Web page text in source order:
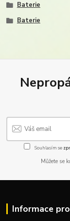
Baterie
Baterie
Souhlasím se
Můžete se
Informace